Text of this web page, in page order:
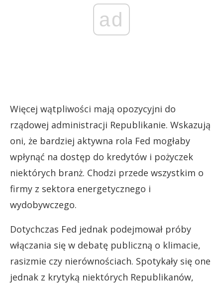
ad
Więcej wątpliwości mają opozycyjni do
rządowej administracji Republikanie. Wskazują
oni, że bardziej aktywna rola Fed mogłaby
wpłynąć na dostęp do kredytów i pożyczek
niektórych branż. Chodzi przede wszystkim o
firmy z sektora energetycznego i
wydobywczego.
Dotychczas Fed jednak podejmował próby
włączania się w debatę publiczną o klimacie,
rasizmie czy nierównościach. Spotykały się one
jednak z krytyką niektórych Republikanów,